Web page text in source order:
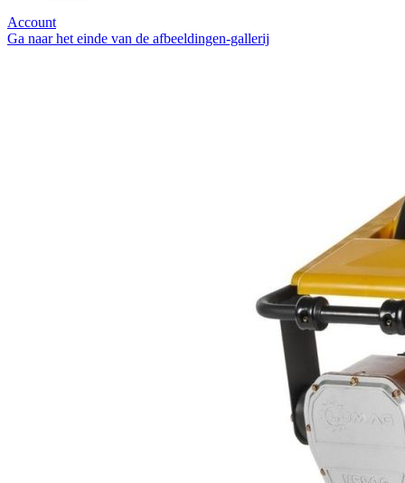
Account
Ga naar het einde van de afbeeldingen-gallerij